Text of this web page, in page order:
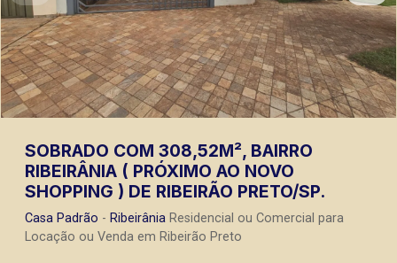
SOBRADO COM 308,52M², BAIRRO
RIBEIRÂNIA ( PRÓXIMO AO NOVO
SHOPPING ) DE RIBEIRÃO PRETO/SP.
Casa Padrão - Ribeirânia Residencial ou Comercial para
Locação ou Venda em Ribeirão Preto